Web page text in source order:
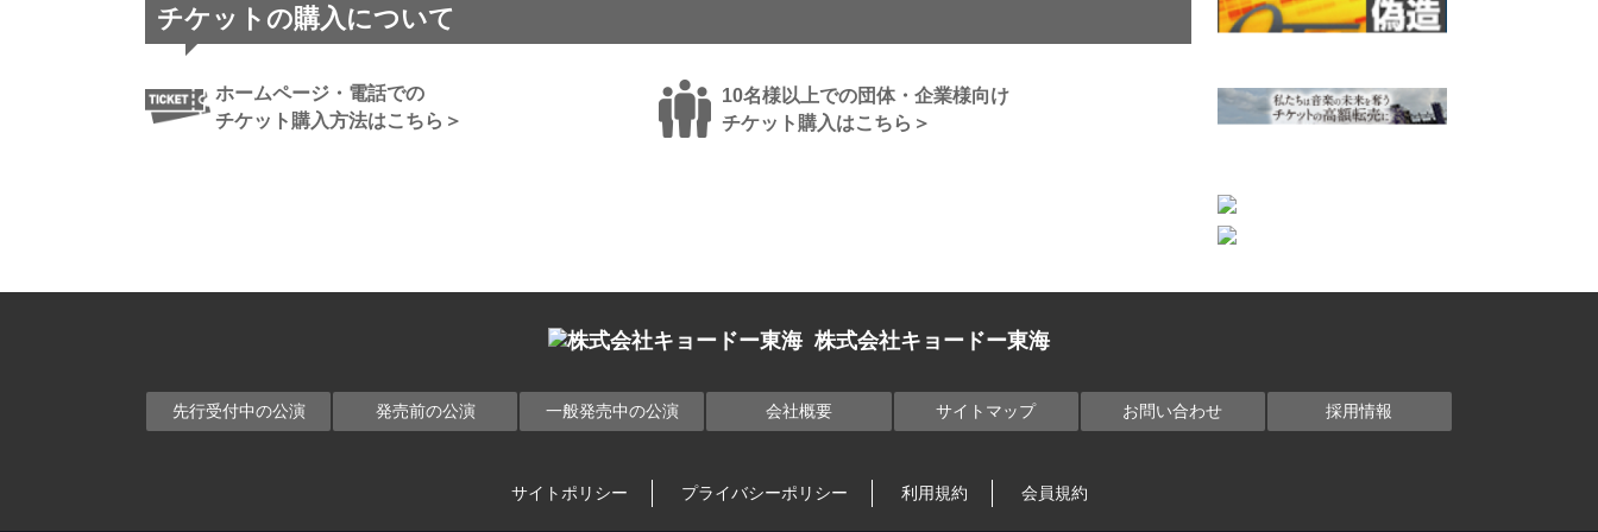
チケットの購入について
ホームページ・電話での
チケット購入方法はこちら＞
10名様以上での団体・企業様向け
チケット購入はこちら＞
株式会社キョードー東海
先行受付中の公演 発売前の公演 一般発売中の公演 会社概要 サイトマップ お問い合わせ 採用情報
サイトポリシー プライバシーポリシー 利用規約 会員規約